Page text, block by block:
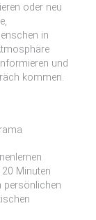
oder neu
in
und
kommen.
Minuten
persönlichen